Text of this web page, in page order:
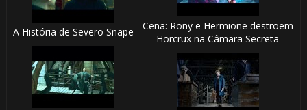
A História de Severo Snape
Cena: Rony e Hermione destroem
Horcrux na Câmara Secreta
🎂
🎈